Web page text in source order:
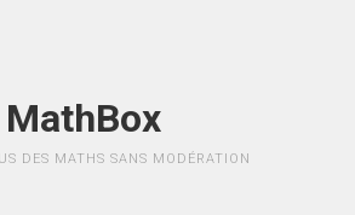
MathBox
DES MATHS SANS MODÉRATION